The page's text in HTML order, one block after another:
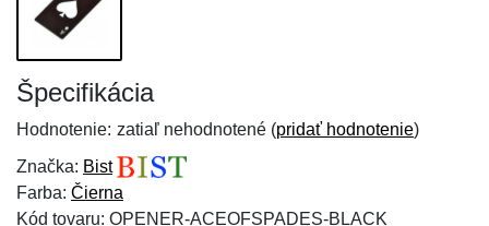
Špecifikácia
Hodnotenie: zatiaľ nehodnotené (pridať hodnotenie)
Značka: Bist
Farba: Čierna
Kód tovaru: OPENER-ACEOFSPADES-BLACK